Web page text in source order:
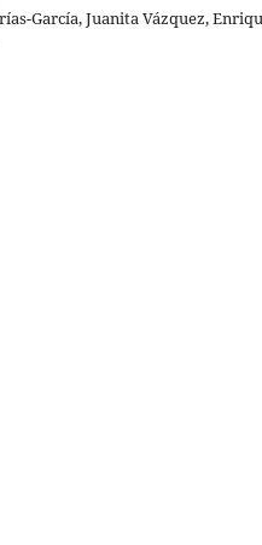
García, Juanita Vázquez,